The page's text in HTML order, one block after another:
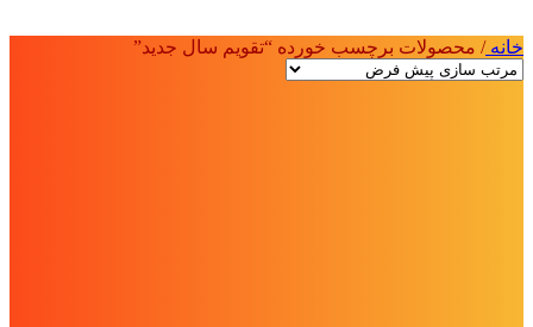
خانه/ محصولات برچسب خورده “تقویم سال جدید”